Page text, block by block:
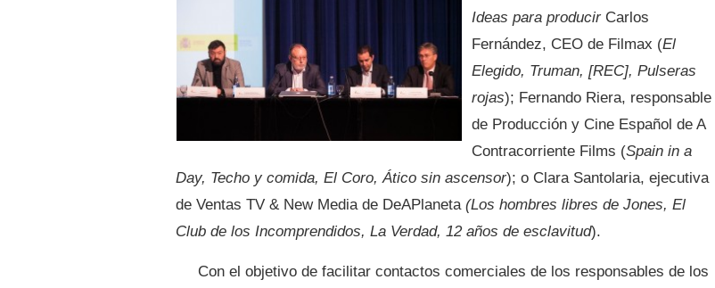
Ideas para producirCarlos
Fernández, CEO de Filmax (El
Elegido, Truman, [REC], Pulseras
rojas); Fernando Riera, responsable
de Producción y Cine Español de A
Contracorriente Films (Spain in a
Day, Techo y comida, El Coro, Ático sin ascensor); o Clara Santolaria, ejecutiva
de Ventas TV & New Media de DeAPlaneta (Los hombres libres de Jones, El
Club de los Incomprendidos, La Verdad, 12 años de esclavitud).
Con el objetivo de facilitar contactos comerciales de los responsables de los